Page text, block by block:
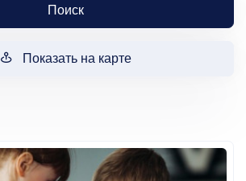
Поиск
Показать на карте